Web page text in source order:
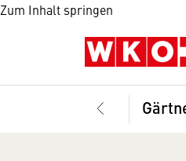
Zum Inhalt springen